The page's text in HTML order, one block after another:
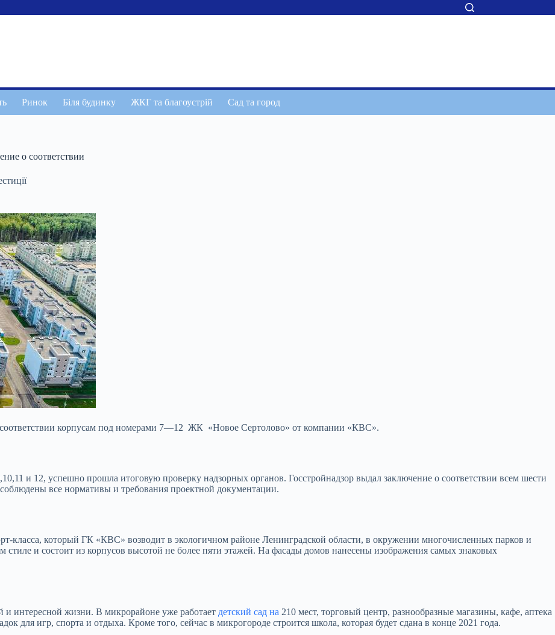
Ринок Біля будинку ЖКГ та благоустрій Сад та город
о соответствии
соответствии корпусам под номерами 7—12 ЖК «Новое Сертолово» от компании «КВС».
и 12, успешно прошла итоговую проверку надзорных органов. Госстройнадзор выдал заключение о соответствии всем шести
все нормативы и требования проектной документации.
который ГК «КВС» возводит в экологичном районе Ленинградской области, в окружении многочисленных парков и
и состоит из корпусов высотой не более пяти этажей. На фасады домов нанесены изображения самых знаковых
интересной жизни. В микрорайоне уже работает детский сад на 210 мест, торговый центр, разнообразные магазины, кафе, аптека
для игр, спорта и отдыха. Кроме того, сейчас в микрогороде строится школа, которая будет сдана в конце 2021 года.